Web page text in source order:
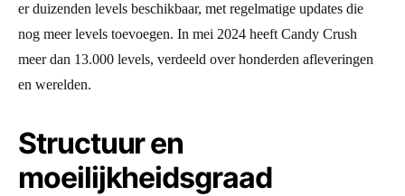
er duizenden levels beschikbaar, met regelmatige updates die
nog meer levels toevoegen. In mei 2024 heeft Candy Crush
meer dan 13.000 levels, verdeeld over honderden afleveringen
en werelden.
Structuur en
moeilijkheidsgraad